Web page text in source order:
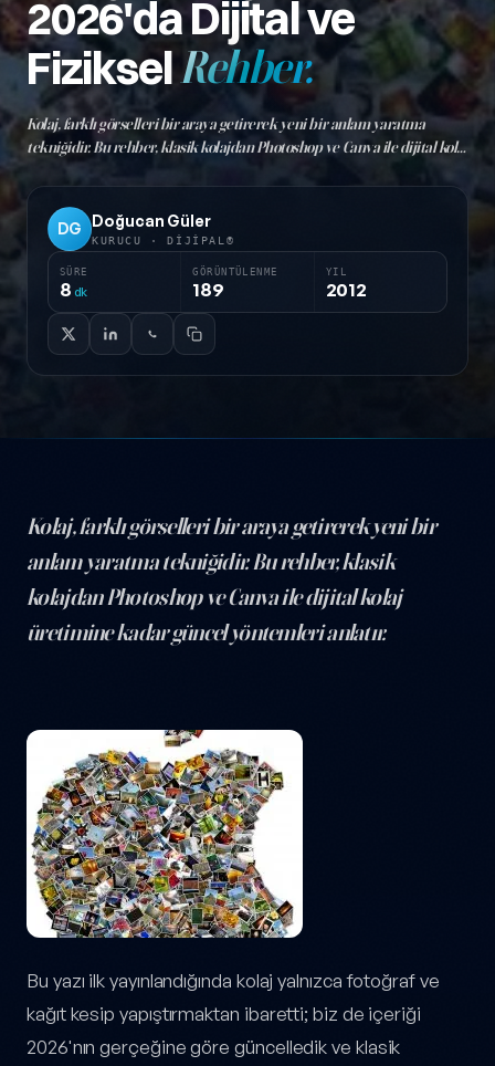
2026'da Dijital ve
FizikselRehber.
Kolaj, farklı görselleri bir araya getirerek yeni bir anlam yaratma
tekniğidir. Bu rehber, klasik kolajdan Photoshop ve Canva ile dijital kolaj
DG Doğucan Güler
KURUCU · DIJIPAL®
SÜRE
8 dk
GÖRÜNTÜLENME
189
YIL
2012
Kolaj, farklı görselleri bir araya getirerek yeni bir
anlam yaratma tekniğidir. Bu rehber, klasik
kolajdan Photoshop ve Canva ile dijital kolaj
üretimine kadar güncel yöntemleri anlatır.
Bu yazı ilk yayınlandığında kolaj yalnızca fotoğraf ve
kağıt kesip yapıştırmaktan ibaretti; biz de içeriği
2026'nın gerçeğine göre güncelledik ve klasik